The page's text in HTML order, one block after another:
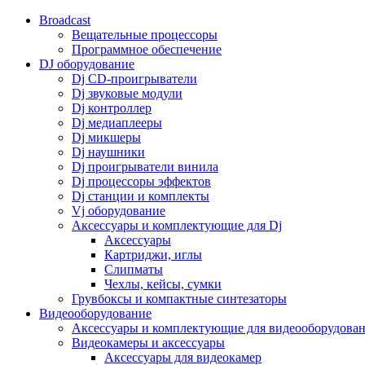
Broadcast
Вещательные процессоры
Программное обеспечение
DJ оборудование
Dj CD-проигрыватели
Dj звуковые модули
Dj контроллер
Dj медиаплееры
Dj микшеры
Dj наушники
Dj проигрыватели винила
Dj процессоры эффектов
Dj станции и комплекты
Vj оборудование
Аксессуары и комплектующие для Dj
Аксессуары
Картриджи, иглы
Слипматы
Чехлы, кейсы, сумки
Грувбоксы и компактные синтезаторы
Видеооборудование
Аксессуары и комплектующие для
Видеокамеры и аксессуары
Аксессуары для видеокамер